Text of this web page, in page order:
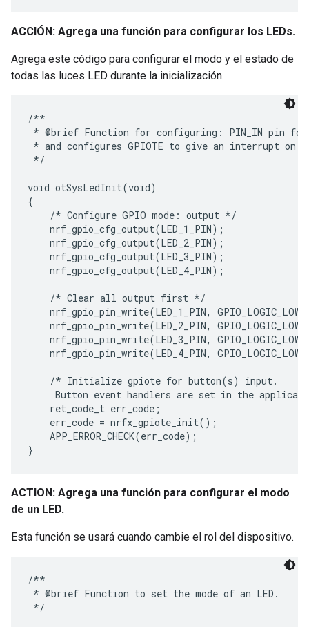
ACCIÓN: Agrega una función para configurar los LEDs.
Agrega este código para configurar el modo y el estado de
todas las luces LED durante la inicialización.
/**
* @brief Function for configuring: PIN_IN pin
* and configures GPIOTE to give an interrupt on
*/
void otSysLedInit(void)
{
    /* Configure GPIO mode: output */
    nrf_gpio_cfg_output(LED_1_PIN);
    nrf_gpio_cfg_output(LED_2_PIN);
    nrf_gpio_cfg_output(LED_3_PIN);
    nrf_gpio_cfg_output(LED_4_PIN);
    /* Clear all output first */
nrf_gpio_pin_write(LED_1_PIN,
nrf_gpio_pin_write(LED_2_PIN,
nrf_gpio_pin_write(LED_3_PIN,
nrf_gpio_pin_write(LED_4_PIN,
    /* Initialize gpiote for button(s) input.
Button event handlers are set in the
    ret_code_t err_code;
    err_code = nrfx_gpiote_init();
    APP_ERROR_CHECK(err_code);
ACTION: Agrega una función para configurar el modo
de un LED.
Esta función se usará cuando cambie el rol del dispositivo.
/**
* @brief Function to set the mode of an LED.
*/